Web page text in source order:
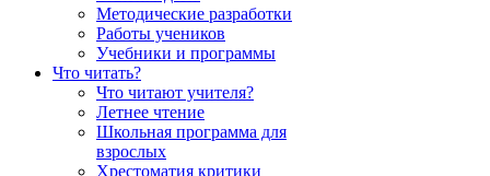
Методические разработки
Работы учеников
Учебники и программы
Что читать?
Что читают учителя?
Летнее чтение
Школьная программа для
взрослых
Хрестоматия критики